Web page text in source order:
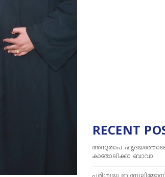
RECENT
അനുതാപ ഹൃദയത്തോടെ
കാതോലിക്കാ ബാവാ